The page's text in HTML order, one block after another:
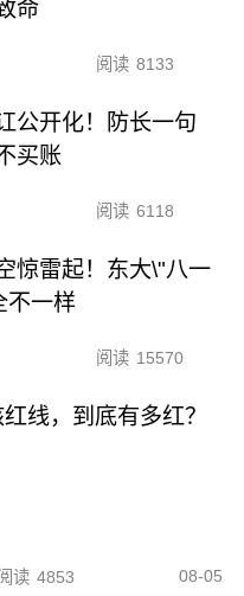
命
阅读 8133
公开化！防长一句
买账
阅读 6118
惊雷起！东大\"八一
不一样
阅读 15570
线，到底有多红？
读 4853 08-05